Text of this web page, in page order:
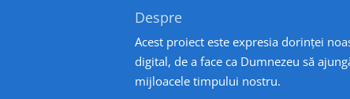
Despre
Acest proiect este expresia dorinței
digital, de a face ca Dumnezeu să
mijloacele timpului nostru.